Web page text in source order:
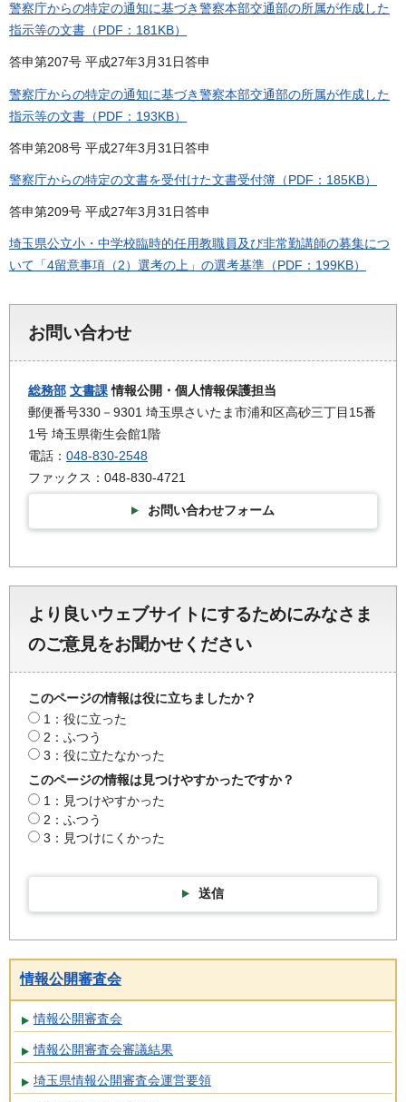
警察庁からの特定の通知に基づき警察本部交通部の所属が作成した
指示等の文書（PDF：181KB）
答申第207号 平成27年3月31日答申
警察庁からの特定の通知に基づき警察本部交通部の所属が作成した
指示等の文書（PDF：193KB）
答申第208号 平成27年3月31日答申
警察庁からの特定の文書を受付けた文書受付簿（PDF：185KB）
答申第209号 平成27年3月31日答申
埼玉県公立小・中学校臨時的任用教職員及び非常勤講師の募集につ
いて「4留意事項（2）選考の上」の選考基準（PDF：199KB）
お問い合わせ
総務部 文書課情報公開・個人情報保護担当
郵便番号330－9301 埼玉県さいたま市浦和区高砂三丁目15番
1号 埼玉県衛生会館1階
電話： 048-830-2548
ファックス：048-830-4721
お問い合わせフォーム
より良いウェブサイトにするためにみなさま
のご意見をお聞かせください
このページの情報は役に立ちましたか？
1：役に立った
2：ふつう
3：役に立たなかった
このページの情報は見つけやすかったですか？
1：見つけやすかった
2：ふつう
3：見つけにくかった
送信
情報公開審査会
情報公開審査会
情報公開審査会審議結果
埼玉県情報公開審査会運営要領